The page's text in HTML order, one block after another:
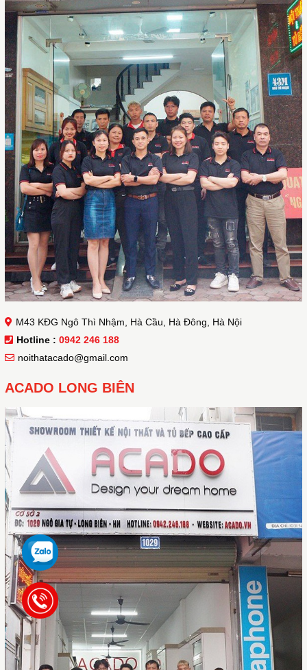
M43 KĐG Ngô Thì Nhậm, Hà Cầu, Hà Đông, Hà Nội
Hotline : 0942 246 188
noithatacado@gmail.com
ACADO LONG BIÊN